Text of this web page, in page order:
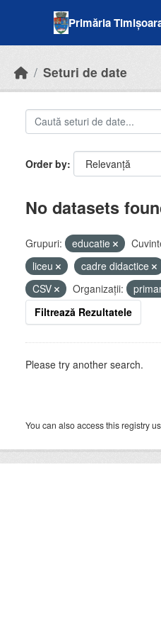
Primăria
Seturi de date
Order by
No datasets
Grupuri: educatie
liceu
cadre didactice
CSV
Organizații:
Filtrează Rezultatele
Please try another search.
You can also access this registry